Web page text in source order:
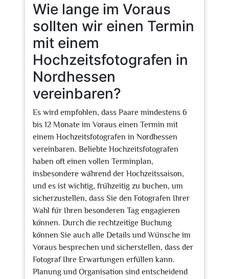
Wie lange im Voraus
sollten wir einen Termin
mit einem
Hochzeitsfotografen in
Nordhessen
vereinbaren?
Es wird empfohlen, dass Paare mindestens 6
bis 12 Monate im Voraus einen Termin mit
einem Hochzeitsfotografen in Nordhessen
vereinbaren. Beliebte Hochzeitsfotografen
haben oft einen vollen Terminplan,
insbesondere während der Hochzeitssaison,
und es ist wichtig, frühzeitig zu buchen, um
sicherzustellen, dass Sie den Fotografen Ihrer
Wahl für Ihren besonderen Tag engagieren
können. Durch die rechtzeitige Buchung
können Sie auch alle Details und Wünsche im
Voraus besprechen und sicherstellen, dass der
Fotograf Ihre Erwartungen erfüllen kann.
Planung und Organisation sind entscheidend